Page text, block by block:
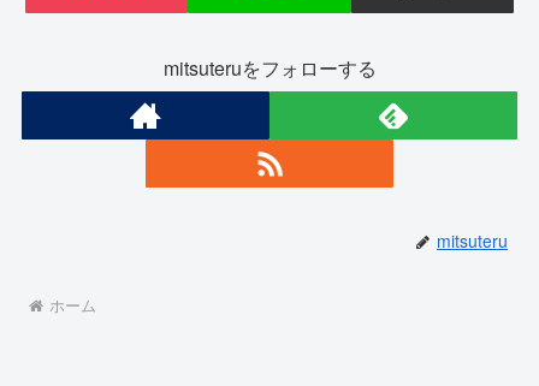
mitsuteruをフォローする
mitsuteru
ホーム